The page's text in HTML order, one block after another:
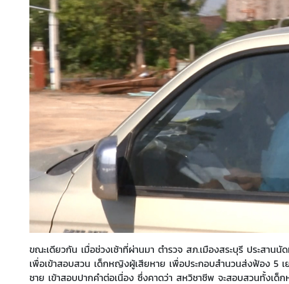
ขณะเดียวกัน เมื่อช่วงเช้าที่ผ่านมา ตำรวจ สภ.เมืองสระบุรี ประสา
เพื่อเข้าสอบสวน เด็กหญิงผู้เสียหาย เพื่อประกอบสำนวนส่งฟ้อง 5
ชาย เข้าสอบปากคำต่อเนื่อง ซึ่งคาดว่า สหวิชาชีพ จะสอบสวนทั้งเด็